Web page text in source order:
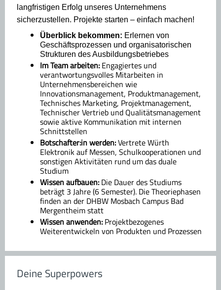
langfristigen Erfolg unseres Unternehmens
sicherzustellen. Projekte starten – einfach machen!
Überblick bekommen: Erlernen von
Geschäftsprozessen und organisatorischen
Strukturen des Ausbildungsbetriebes
Im Team arbeiten: Engagiertes und
verantwortungsvolles Mitarbeiten in
Unternehmensbereichen wie
Innovationsmanagement, Produktmanagement,
Technisches Marketing, Projektmanagement,
Technischer Vertrieb und Qualitätsmanagement
sowie aktive Kommunikation mit internen
Schnittstellen
Botschafter:in werden:Vertrete Würth
Elektronik auf Messen, Schulkooperationen und
sonstigen Aktivitäten rund um das duale
Studium
Wissen aufbauen: Die Dauer des Studiums
beträgt 3 Jahre (6 Semester). Die Theoriephasen
finden an der DHBW Mosbach Campus Bad
Mergentheim statt
Wissen anwenden: Projektbezogenes
Weiterentwickeln von Produkten und Prozessen
Deine Superpowers